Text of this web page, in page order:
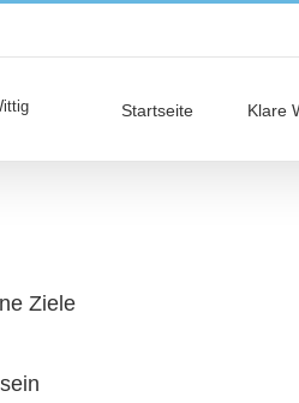
Startseite Klare
Ziele